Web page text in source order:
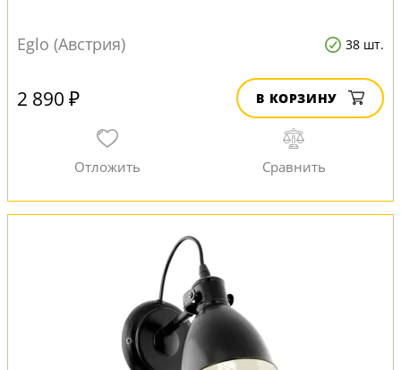
Eglo (Австрия) 38 шт.
2 890 ₽ В КОРЗИНУ